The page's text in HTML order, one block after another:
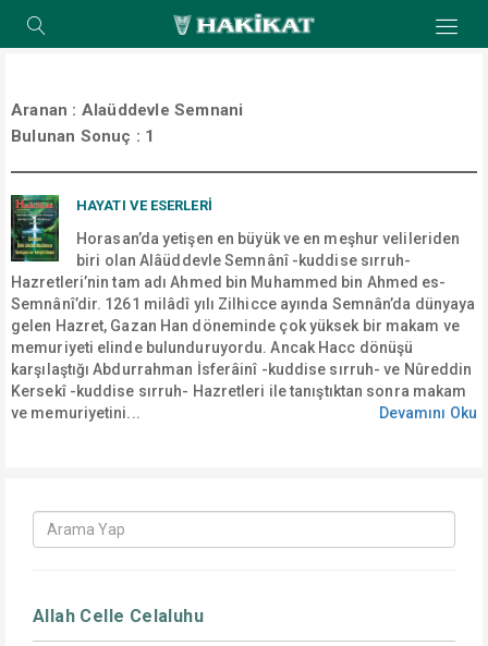
Aranan : Alaüddevle Semnani
Bulunan Sonuç : 1
HAYATI VE ESERLERİ
Horasan’da yetişen en büyük ve en meşhur velileriden
biri olan Alâüddevle Semnânî -kuddise sırruh-
Hazretleri’nin tam adı Ahmed bin Muhammed bin Ahmed es-
Semnânî’dir. 1261 milâdî yılı Zilhicce ayında Semnân’da dünyaya
gelen Hazret, Gazan Han döneminde çok yüksek bir makam ve
memuriyeti elinde bulunduruyordu. Ancak Hacc dönüşü
karşılaştığı Abdurrahman İsferâinî -kuddise sırruh- ve Nûreddin
Kersekî -kuddise sırruh- Hazretleri ile tanıştıktan sonra makam
ve memuriyetini...
Devamını Oku
Allah Celle Celaluhu